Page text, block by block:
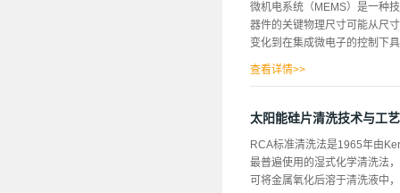
声波清洗原理简介声能在液体
液体的声学阻力以及其他的气
物，其原理见图1。兆声波清
流体形式连续冲击硅片表面，
微机电系统（MEMS）是一种
器件的关键物理尺寸可能从尺
变化到在集成微电子的控制下
界其他地区，它们被称为“微系
转换为另一种形式的设备。在
和开发人员已经针对几乎所有
得注意的是，许多此类微型机
查看详情>>
太阳能硅片清洗技术与工艺
RCA标准清洗法是1965年由
最普遍使用的湿式化学清洗法
可将金属氧化后溶于清洗液中